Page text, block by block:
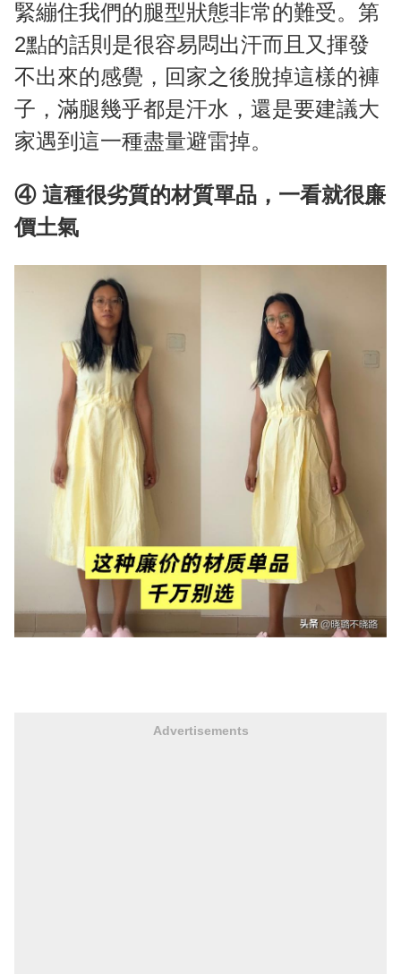
緊繃住我們的腿型狀態非常的難受。第
2點的話則是很容易悶出汗而且又揮發
不出來的感覺，回家之後脫掉這樣的褲
子，滿腿幾乎都是汗水，還是要建議大
家遇到這一種盡量避雷掉。
④ 這種很劣質的材質單品，一看就很廉
價土氣
Advertisements